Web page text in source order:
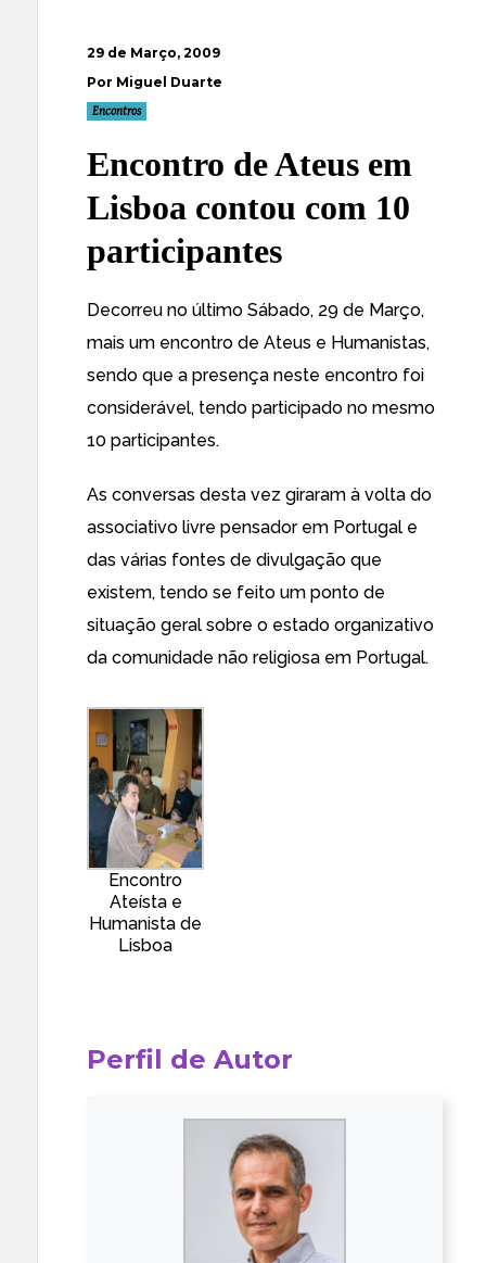
29 de Março, 2009
Por Miguel Duarte
Encontros
Encontro de Ateus em
Lisboa contou com 10
participantes
Decorreu no último Sábado, 29 de Março,
mais um encontro de Ateus e Humanistas,
sendo que a presença neste encontro foi
considerável, tendo participado no mesmo
10 participantes.
As conversas desta vez giraram à volta do
associativo livre pensador em Portugal e
das várias fontes de divulgação que
existem, tendo se feito um ponto de
situação geral sobre o estado organizativo
da comunidade não religiosa em Portugal.
Encontro
Ateísta e
Humanista de
Lisboa
Perfil de Autor